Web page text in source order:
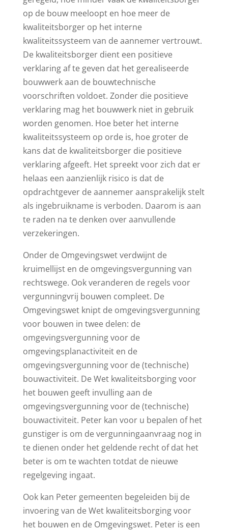
op de bouw meeloopt en hoe meer de
kwaliteitsborger op het interne
kwaliteitssysteem van de aannemer vertrouwt.
De kwaliteitsborger dient een positieve
verklaring af te geven dat het gerealiseerde
bouwwerk aan de bouwtechnische
voorschriften voldoet. Zonder die positieve
verklaring mag het bouwwerk niet in gebruik
worden genomen. Hoe beter het interne
kwaliteitssysteem op orde is, hoe groter de
kans dat de kwaliteitsborger die positieve
verklaring afgeeft. Het spreekt voor zich dat er
helaas een aanzienlijk risico is dat de
opdrachtgever de aannemer aansprakelijk stelt
als ingebruikname is verboden. Daarom is aan
te raden na te denken over aanvullende
verzekeringen.
Onder de Omgevingswet verdwijnt de
kruimellijst en de omgevingsvergunning van
rechtswege. Ook veranderen de regels voor
vergunningvrij bouwen compleet. De
Omgevingswet knipt de omgevingsvergunning
voor bouwen in twee delen: de
omgevingsvergunning voor de
omgevingsplanactiviteit en de
omgevingsvergunning voor de (technische)
bouwactiviteit. De Wet kwaliteitsborging voor
het bouwen geeft invulling aan de
omgevingsvergunning voor de (technische)
bouwactiviteit. Peter kan voor u bepalen of het
gunstiger is om de vergunningaanvraag nog in
te dienen onder het geldende recht of dat het
beter is om te wachten totdat de nieuwe
regelgeving ingaat.
Ook kan Peter gemeenten begeleiden bij de
invoering van de Wet kwaliteitsborging voor
het bouwen en de Omgevingswet. Peter is een